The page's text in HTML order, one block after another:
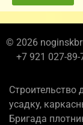
© 2026
+7 921 027-
усадку,
Бригада